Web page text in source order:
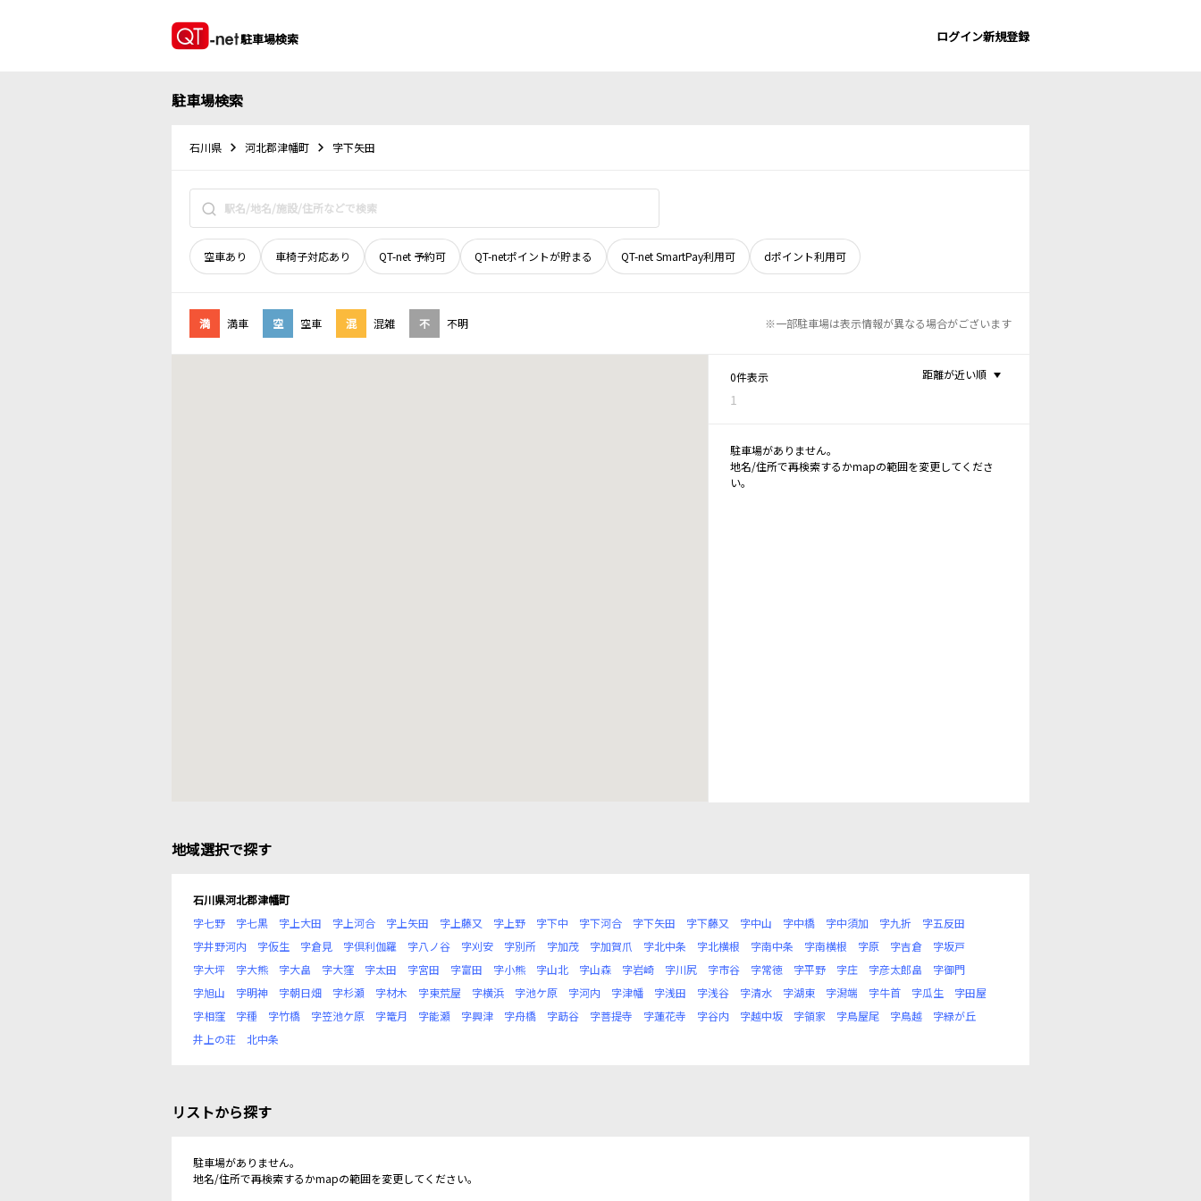
駐車場検索 ログイン新規登録
駐車場検索
石川県 河北郡津幡町 字下矢田
空車あり 車椅子対応あり QT-net 予約可 QT-netポイントが貯まる QT-net SmartPay利用可 dポイント利用可
満 満車 空 空車 混 混雑 不 不明 ※一部駐車場は表示情報が異なる場合がございます
0件表示
1
距離が近い順
駐車場がありません。
地名/住所で再検索するかmapの範囲を変更してくださ
い。
地域選択で探す
石川県河北郡津幡町
字七野
字七黒 字上大田 字上河合 字上矢田 字上藤又 字上野 字下中 字下河合 字下矢田 字下藤又 字中山 字中橋 字中須加 字九折
字五反田
字井野河内
字仮生 字倉見 字倶利伽羅 字八ノ谷 字刈安 字別所 字加茂 字加賀爪 字北中条 字北横根 字南中条 字南横根 字原 字吉倉
字坂戸
字大坪
字大熊 字大畠 字大窪 字太田 字宮田 字富田 字小熊 字山北 字山森 字岩崎 字川尻 字市谷 字常徳 字平野 字庄 字彦太郎畠
字御門
字旭山
字明神 字朝日畑 字杉瀬 字材木 字東荒屋 字横浜 字池ケ原 字河内 字津幡 字浅田 字浅谷 字清水 字湖東 字潟端 字牛首 字瓜生
字田屋
字相窪
字種 字竹橋 字笠池ケ原 字篭月 字能瀬 字興津 字舟橋 字莇谷 字菩提寺 字蓮花寺 字谷内 字越中坂 字領家 字鳥屋尾 字鳥越
字緑が丘
井上の荘
北中条
リストから探す
駐車場がありません。
地名/住所で再検索するかmapの範囲を変更してください。